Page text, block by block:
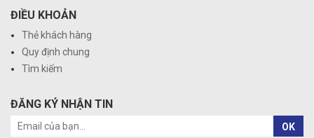
ĐIỀU KHOẢN
Thẻ khách hàng
Quy định chung
Tìm kiếm
ĐĂNG KÝ NHẬN TIN
OK